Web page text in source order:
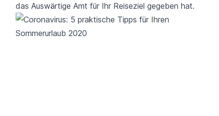
das Auswärtige Amt für Ihr Reiseziel gegeben hat.